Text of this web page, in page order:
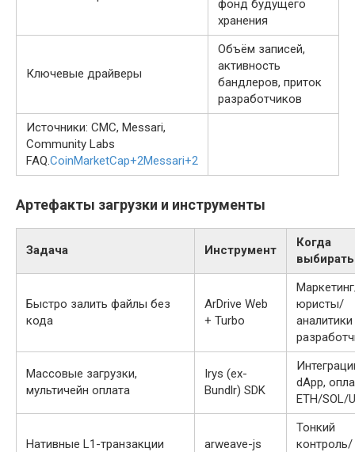
фонд будущего
хранения
Ключевые драйверы
Объём записей,
активность
бандлеров, приток
разработчиков
Источники: CMC, Messari,
Community Labs
FAQ. CoinMarketCap+2Messari+2
Артефакты загрузки и инструменты
Задача Инструмент
Когда
выбирать
Быстро залить файлы без
кода
ArDrive Web
+ Turbo
юристы/
Массовые загрузки,
мультичейн оплата
Irys (ex-
Bundlr) SDK
dApp,
ETH/SOL/
Нативные L1-транзакции arweave-js
Тонкий
контроль/